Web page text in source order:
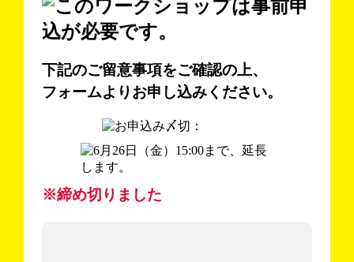
下記のご留意事項をご確認の上、
フォームよりお申し込みください。
※締め切りました